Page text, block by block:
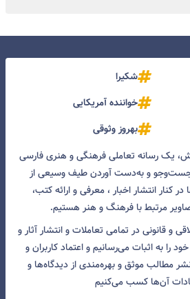
شکیرا
خواننده آمریکایی
بهروز وثوقی
یک رسانه تعاملی فرهنگی و هنری فارسی
جست‌و‌جو و به‌دست آوردن طیف وسیعی از
کنار انتشار اخبار ، معرفی و ارائه کتب،
مرتبط با فرهنگ و هنر هستیم.
و قانونی در تمامی تعاملات و انتشار آثار و
را به اثبات می‌رسانیم و اعتماد کاربران و
مطالب موثق و بهره‌مندی از دیدگاه‌ها و
آن‌ها کسب می‌کنیم